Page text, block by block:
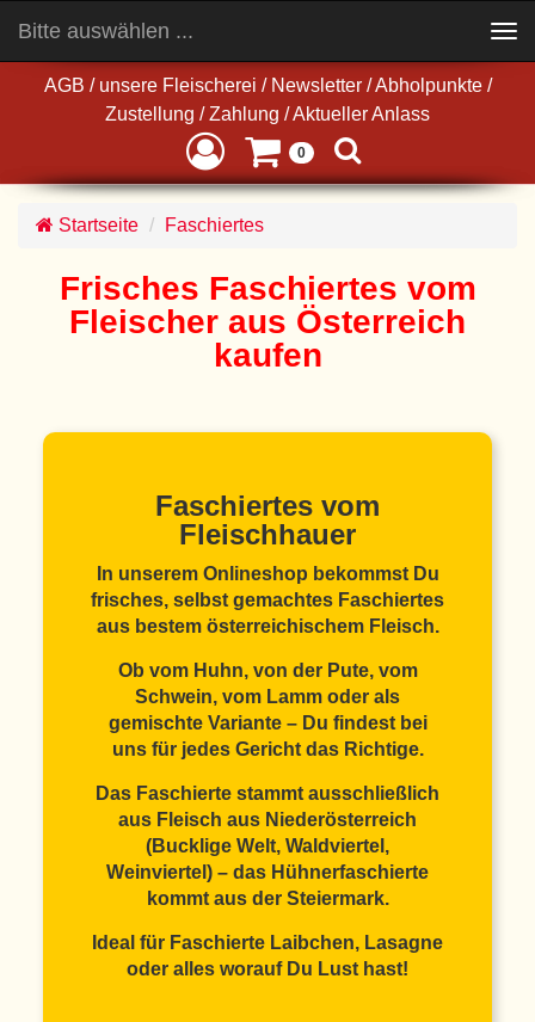
AGB / unsere Fleischerei / Newsletter / Abholpunkte /
Zustellung / Zahlung /Aktueller Anlass
0
Bitte auswählen ...
navigation
Startseite Faschiertes
Frisches Faschiertes vom
Fleischer aus Österreich
kaufen
Faschiertes vom
Fleischhauer
In unserem Onlineshop bekommst Du
frisches, selbst gemachtes Faschiertes
aus bestem österreichischem Fleisch.
Ob vom Huhn, von der Pute, vom
Schwein, vom Lamm oder als
gemischte Variante – Du findest bei
uns für jedes Gericht das Richtige.
Das Faschierte stammt ausschließlich
aus Fleisch aus Niederösterreich
(Bucklige Welt, Waldviertel,
Weinviertel) – das Hühnerfaschierte
kommt aus der Steiermark.
Ideal für Faschierte Laibchen, Lasagne
oder alles worauf Du Lust hast!